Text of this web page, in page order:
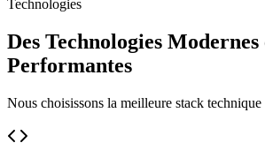
Technologies
Des Technologies Modernes
Performantes
Nous choisissons la meilleure stack